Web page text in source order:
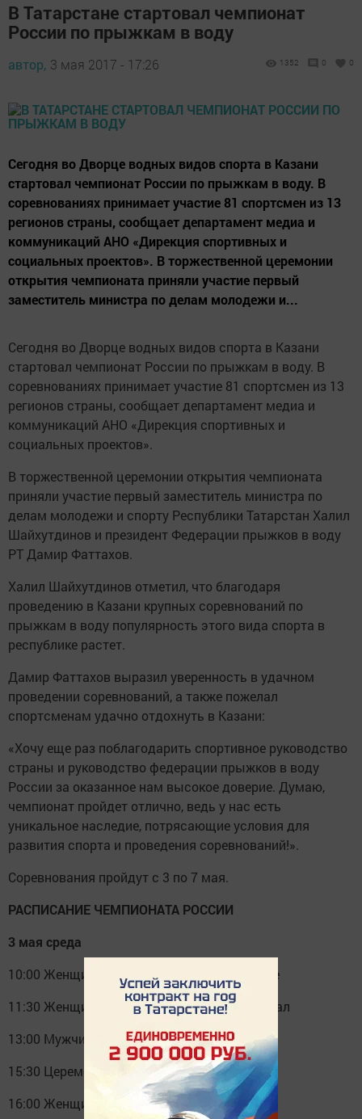
В Татарстане стартовал чемпионат
России по прыжкам в воду
автор, 3 мая 2017 - 17:26 1352 0 0
Сегодня во Дворце водных видов спорта в Казани
стартовал чемпионат России по прыжкам в воду. В
соревнованиях принимает участие 81 спортсмен из 13
регионов страны, сообщает департамент медиа и
коммуникаций АНО «Дирекция спортивных и
социальных проектов». В торжественной церемонии
открытия чемпионата приняли участие первый
заместитель министра по делам молодежи и...
Сегодня во Дворце водных видов спорта в Казани
стартовал чемпионат России по прыжкам в воду. В
соревнованиях принимает участие 81 спортсмен из 13
регионов страны, сообщает департамент медиа и
коммуникаций АНО «Дирекция спортивных и
социальных проектов».
В торжественной церемонии открытия чемпионата
приняли участие первый заместитель министра по
делам молодежи и спорту Республики Татарстан Халил
Шайхутдинов и президент Федерации прыжков в воду
РТ Дамир Фаттахов.
Халил Шайхутдинов отметил, что благодаря
проведению в Казани крупных соревнований по
прыжкам в воду популярность этого вида спорта в
республике растет.
Дамир Фаттахов выразил уверенность в удачном
проведении соревнований, а также пожелал
спортсменам удачно отдохнуть в Казани:
«Хочу еще раз поблагодарить спортивное руководство
страны и руководство федерации прыжков в воду
России за оказанное нам высокое доверие. Думаю,
чемпионат пройдет отлично, ведь у нас есть
уникальное наследие, потрясающие условия для
развития спорта и проведения соревнований!».
Соревнования пройдут с 3 по 7 мая.
РАСПИСАНИЕ ЧЕМПИОНАТА РОССИИ
3 мая среда
10:00 Женщины трамплин 3 метра предв-ые
11:30 Женщины трамплин 3 метра полуфинал
13:00 Мужчины Трамплин 1 метр предв-ые
15:30 Церемония открытия
16:00 Женщины трамплин 3 метра ФИНАЛ